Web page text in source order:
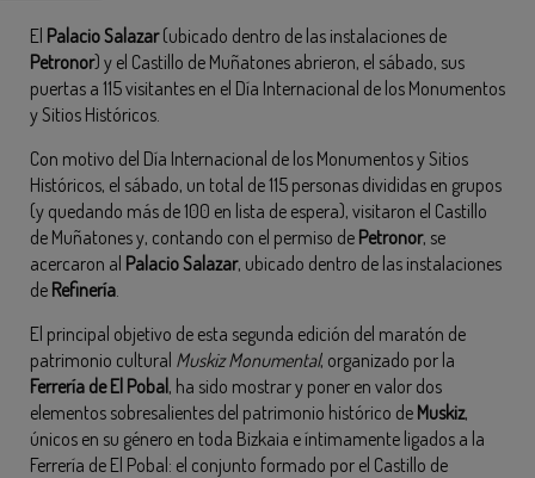
El Palacio Salazar(ubicado dentro de las instalaciones de
Petronor) y el Castillo de Muñatones abrieron, el sábado, sus
puertas a 115 visitantes en el Día Internacional de los Monumentos
y Sitios Históricos.
Con motivo del Día Internacional de los Monumentos y Sitios
Históricos, el sábado, un total de 115 personas divididas en grupos
(y quedando más de 100 en lista de espera), visitaron el Castillo
de Muñatones y, contando con el permiso de Petronor, se
acercaron al Palacio Salazar, ubicado dentro de las instalaciones
de Refinería.
El principal objetivo de esta segunda edición del maratón de
patrimonio cultural Muskiz Monumental, organizado por la
Ferrería de El Pobal , ha sido mostrar y poner en valor dos
elementos sobresalientes del patrimonio histórico de Muskiz,
únicos en su género en toda Bizkaia e íntimamente ligados a la
Ferrería de El Pobal: el conjunto formado por el Castillo de